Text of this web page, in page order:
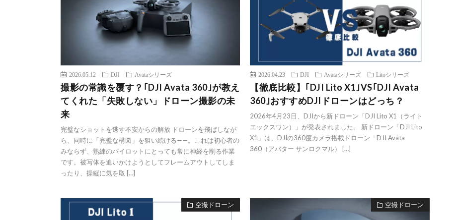
2026.05.12 DJI Avataシリーズ
撮影の常識を覆す？｢DJI Avata 360｣が教え
てくれた「失敗しない」ドローン撮影の未
来
完璧なショットを逃す不安からの解放 ドローンを飛ばしなが
ら、同時に「完璧な構図」を狙い続ける——。これは初心者の
みならず、熟練のパイロットにとっても常に神経を削る作業
です。被写体を追いかけようとしてフレームアウトしてしま
ったり、操縦に気を取 […]
2026.04.23 DJI Avataシリーズ Litoシリーズ
【徹底比較】｢DJI Lito X1｣VS｢DJI Avata
360｣おすすめDJIドローンはどっち？
2026年4月23日、DJIから新ドローン「DJI Lito X1（ライト
エックスワン）」が発表されました。 新ドローン「DJI Lito
X1」は、DJIの360度カメラ搭載ドローン「DJI Avata
360（アバター サンロクマル） […]
空撮ドローン 空撮ドローン